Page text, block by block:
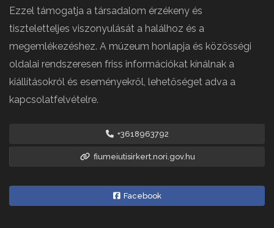
Ezzel támogatja a társadalom érzékeny és
tiszteletteljes viszonyulását a halálhoz és a
megemlékezéshez. A múzeum honlapja és közösségi
oldalai rendszeresen friss információkat kínálnak a
kiállításokról és eseményekről, lehetőséget adva a
kapcsolatfelvételre.
+3618963792
fiumeiutisirkert.nori.gov.hu
Facebook